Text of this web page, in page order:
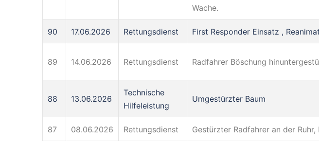
Wache.
90 17.06.2026 Rettungsdienst First Responder Einsatz ,
89 14.06.2026 Rettungsdienst Radfahrer Böschung
88 13.06.2026
Technische
Hilfeleistung
Umgestürzter Baum
87 08.06.2026 Rettungsdienst Gestürzter Radfahrer an der